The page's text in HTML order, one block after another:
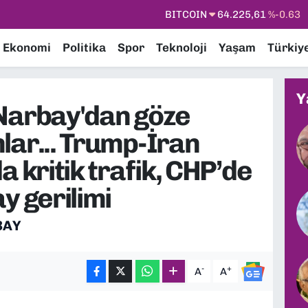
DOLAR
47,7143%0.16
EURO
55,0317
%-0.02
%0.07
%0.45
Ekonomi Politika Spor Teknoloji Yaşam
göze
Trump-İran
kritik trafik, CHP’de
gerilimi
A- A+